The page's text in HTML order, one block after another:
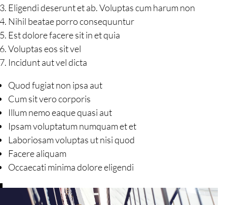
Eligendi deserunt et ab. Voluptas cum harum non
Nihil beatae porro consequuntur
Est dolore facere sit in et quia
Voluptas eos sit vel
Incidunt aut vel dicta
Quod fugiat non ipsa aut
Cum sit vero corporis
Illum nemo eaque quasi aut
Ipsam voluptatum numquam et et
Laboriosam voluptas ut nisi quod
Facere aliquam
Occaecati minima dolore eligendi